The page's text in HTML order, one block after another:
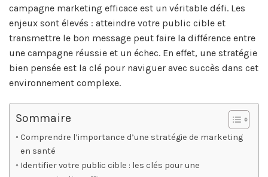
campagne marketing efficace est un véritable défi. Les
enjeux sont élevés : atteindre votre public cible et
transmettre le bon message peut faire la différence entre
une campagne réussie et un échec. En effet, une stratégie
bien pensée est la clé pour naviguer avec succès dans cet
environnement complexe.
Sommaire
Comprendre l’importance d’une stratégie de marketing
en santé
Identifier votre public cible : les clés pour une